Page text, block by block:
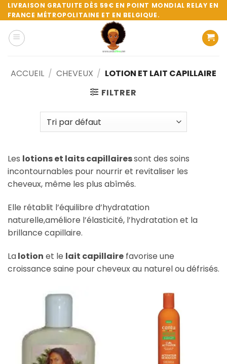
Passer
au
contenu
LIVRAISON GRATUITE DÈS 59€ EN POINT MONDIAL RELAY EN
FRANCE MÉTROPOLITAINE ET EN BELGIQUE.
ACCUEIL / CHEVEUX / LOTION ET LAIT CAPILLAIRE
FILTRER
Les lotions et laits capillairessont des soins
incontournables pour nourrir et revitaliser les
cheveux, même les plus abîmés.
Elle rétablit l’équilibre d’hydratation
naturelle,améliore l’élasticité, l’hydratation et la
brillance capillaire.
Lalotion et le lait capillaire favorise une
croissance saine pour cheveux au naturel ou défrisés.